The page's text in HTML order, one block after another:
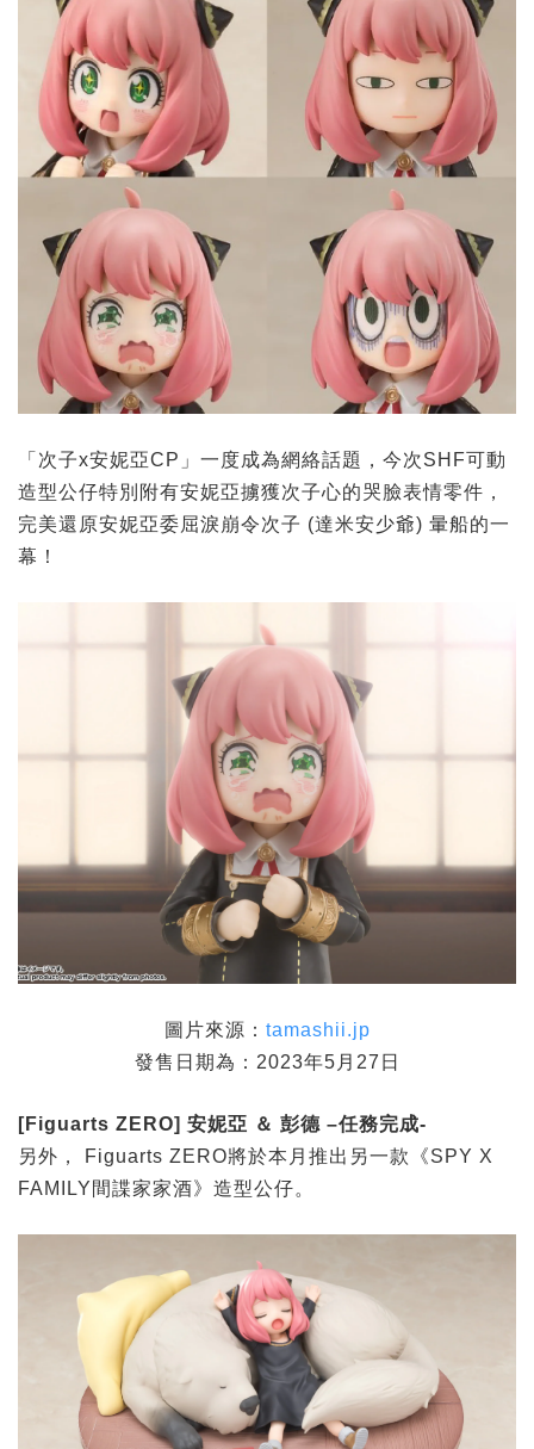
「次子x安妮亞CP」一度成為網絡話題，今次SHF可動
造型公仔特別附有安妮亞擄獲次子心的哭臉表情零件，
完美還原安妮亞委屈淚崩令次子 (達米安少爺) 暈船的一
幕！
圖片來源： tamashii.jp
發售日期為：2023年5月27日
[Figuarts ZERO] 安妮亞 ＆ 彭德 –任務完成-
另外， Figuarts ZERO將於本月推出另一款《SPY X
FAMILY間諜家家酒》造型公仔。